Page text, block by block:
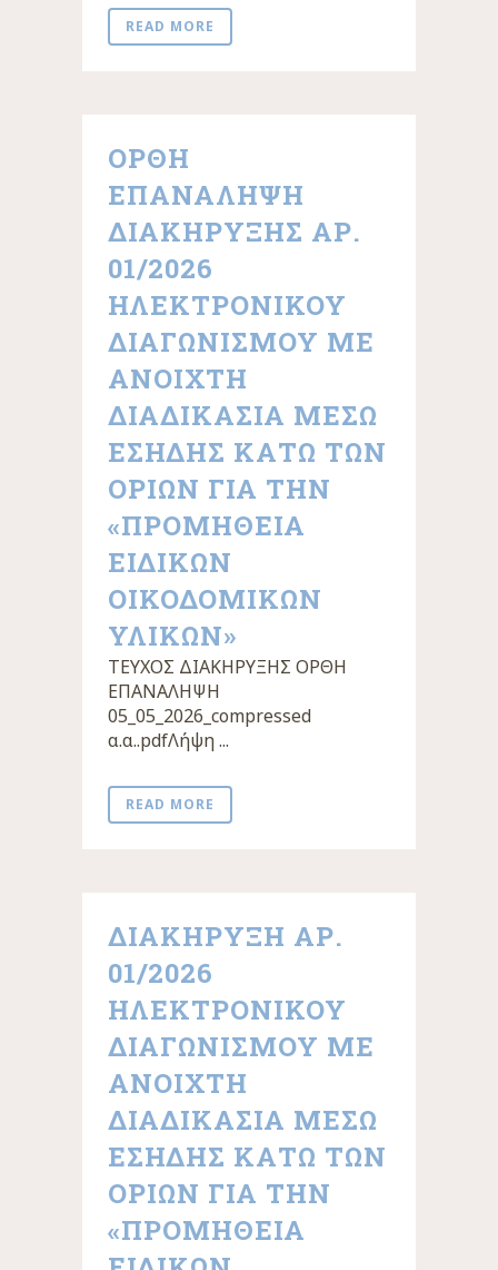
READ MORE
ΟΡΘΉ
ΕΠΑΝΆΛΗΨΗ
ΔΙΑΚΉΡΥΞΗΣ ΑΡ.
01/2026
ΗΛΕΚΤΡΟΝΙΚΟΎ
ΔΙΑΓΩΝΙΣΜΟΎ ΜΕ
ΑΝΟΙΧΤΉ
ΔΙΑΔΙΚΑΣΊΑ ΜΈΣΩ
ΕΣΗΔΗΣ ΚΆΤΩ ΤΩΝ
ΟΡΊΩΝ ΓΙΑ ΤΗΝ
«ΠΡΟΜΉΘΕΙΑ
ΕΙΔΙΚΏΝ
ΟΙΚΟΔΟΜΙΚΏΝ
ΥΛΙΚΏΝ»
ΤΕΥΧΟΣ ΔΙΑΚΗΡΥΞΗΣ ΟΡΘΗ
ΕΠΑΝΑΛΗΨΗ
05_05_2026_compressed
α.α..pdfΛήψη ...
READ MORE
ΔΙΑΚΉΡΥΞΗ ΑΡ.
01/2026
ΗΛΕΚΤΡΟΝΙΚΟΎ
ΔΙΑΓΩΝΙΣΜΟΎ ΜΕ
ΑΝΟΙΧΤΉ
ΔΙΑΔΙΚΑΣΊΑ ΜΈΣΩ
ΕΣΗΔΗΣ ΚΆΤΩ ΤΩΝ
ΟΡΊΩΝ ΓΙΑ ΤΗΝ
«ΠΡΟΜΉΘΕΙΑ